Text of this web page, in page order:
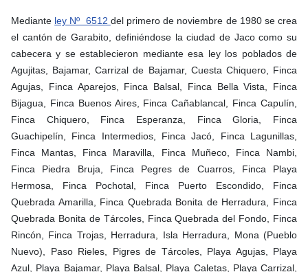
Mediante ley Nº 6512 del primero de noviembre de 1980 se crea
el cantón de Garabito, definiéndose la ciudad de Jaco como su
cabecera y se establecieron mediante esa ley los poblados de
Agujitas, Bajamar, Carrizal de Bajamar, Cuesta Chiquero, Finca
Agujas, Finca Aparejos, Finca Balsal, Finca Bella Vista, Finca
Bijagua, Finca Buenos Aires, Finca Cañablancal, Finca Capulín,
Finca Chiquero, Finca Esperanza, Finca Gloria, Finca
Guachipelín, Finca Intermedios, Finca Jacó, Finca Lagunillas,
Finca Mantas, Finca Maravilla, Finca Muñeco, Finca Nambi,
Finca Piedra Bruja, Finca Pegres de Cuarros, Finca Playa
Hermosa, Finca Pochotal, Finca Puerto Escondido, Finca
Quebrada Amarilla, Finca Quebrada Bonita de Herradura, Finca
Quebrada Bonita de Tárcoles, Finca Quebrada del Fondo, Finca
Rincón, Finca Trojas, Herradura, Isla Herradura, Mona (Pueblo
Nuevo), Paso Rieles, Pigres de Tárcoles, Playa Agujas, Playa
Azul, Playa Bajamar, Playa Balsal, Playa Caletas, Playa Carrizal,